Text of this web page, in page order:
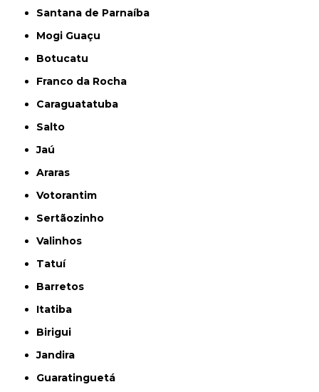
Santana de Parnaíba
Mogi Guaçu
Botucatu
Franco da Rocha
Caraguatatuba
Salto
Jaú
Araras
Votorantim
Sertãozinho
Valinhos
Tatuí
Barretos
Itatiba
Birigui
Jandira
Guaratinguetá